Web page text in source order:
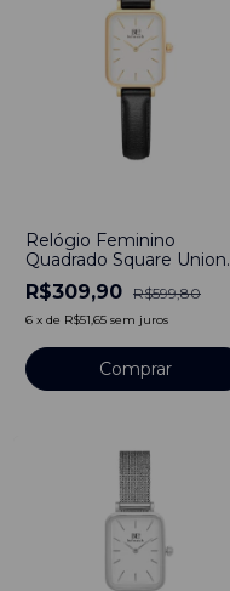
Relógio Feminino
Quadrado Square Union
Black Gold Aço inoxidável
R$309,90 R$599,80
6 x de R$51,65 sem juros
Comprar